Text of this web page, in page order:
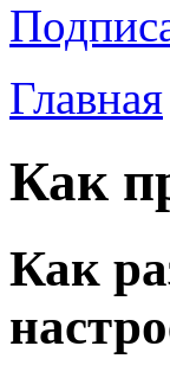
Главная
Как
Как